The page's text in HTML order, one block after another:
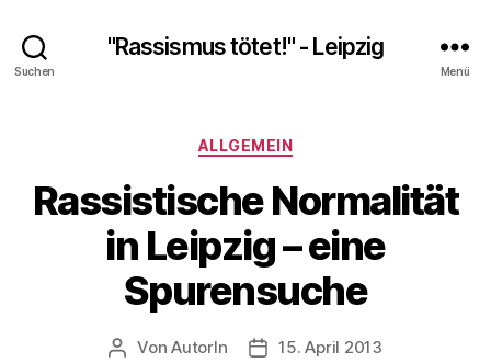
Suchen
"Rassismus tötet!" - Leipzig
Menü
Kategorien
ALLGEMEIN
Rassistische Normalität
in Leipzig – eine
Spurensuche
Beitragsautor
VonAutorIn Veröffentlichungsdatum
15. April 2013